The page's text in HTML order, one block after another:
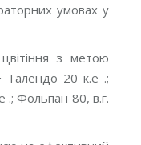
умовах у
з метою
Талендо 20 к.е .;
.; Фольпан 80, в.г.